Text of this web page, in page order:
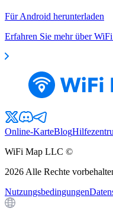
Für Android herunterladen
Erfahren Sie mehr über
Online-KarteBlog
WiFi Map LLC ©
2026 Alle Rechte
Nutzungsbedingungen